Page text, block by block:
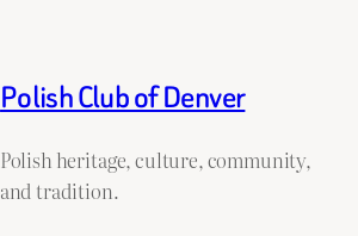
Polish Club of Denver
Polish heritage, culture, community,
and tradition.